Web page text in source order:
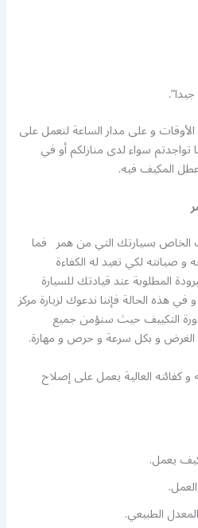
و على مدار الساعة لنعمل على
تواجدتم سواء لدى منازلكم أو في
المكيف فيه.
الخاص بسيارتك التي من همر فما
صيانته لكي تعيد له الكفاءة
المطلوبة عند قيادتك للسيارة
هذه الحالة فإننا ندعوك لزيارة مركز
التكييف حيث سنؤمن جميع
الغرض و بكل سرعة و حرص و مهارة.
و كفائته العالية يعمل على إصلاح
يعمل.
الطبيعي.